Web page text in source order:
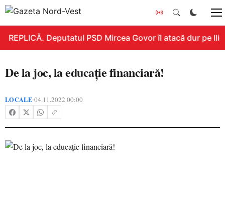
REPLICĂ. Deputatul PSD Mircea Govor îl atacă dur pe
De la joc, la educație financiară!
LOCALE•04.11.2022 00:00